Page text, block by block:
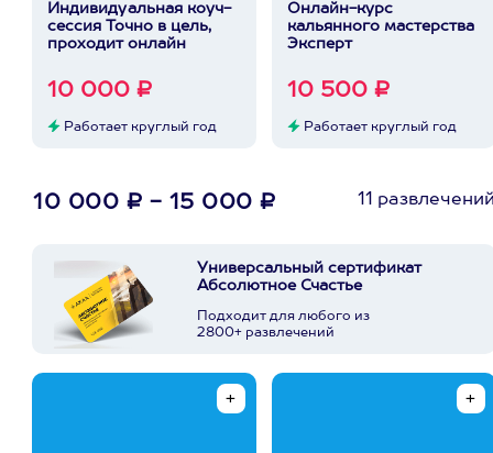
Индивидуальная коуч-
сессия Точно в цель,
проходит онлайн
10 000 ₽
Работает круглый год
Онлайн-курс
кальянного мастерства
Эксперт
10 500 ₽
Работает круглый год
10 000 ₽ - 15 000 ₽ 11
Универсальный сертификат
Абсолютное Счастье
Подходит для любого из
2800+ развлечений